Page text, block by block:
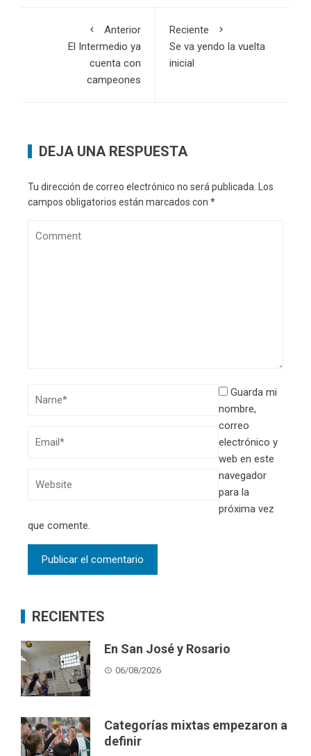
Anterior
El Intermedio ya
cuenta con
campeones
Reciente
Se va yendo la vuelta
inicial
DEJA UNA RESPUESTA
Tu dirección de correo electrónico no será publicada. Los
campos obligatorios están marcados con *
Guarda mi
nombre,
correo
electrónico y
web en este
navegador
para la
próxima vez
que comente.
RECIENTES
En San José y Rosario
06/08/2026
Categorías mixtas empezaron a
definir